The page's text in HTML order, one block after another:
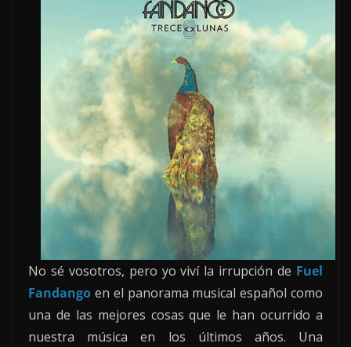
No sé vosotros, pero yo viví la irrupción de Fuel
Fandango en el panorama musical español como
una de las mejores cosas que le han ocurrido a
nuestra música en los últimos años. Una